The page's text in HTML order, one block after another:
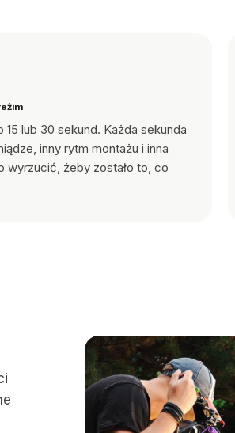
15 lub 30 sekund. Każda sekunda
inny rytm montażu i inna
wyrzucić, żeby zostało to, co